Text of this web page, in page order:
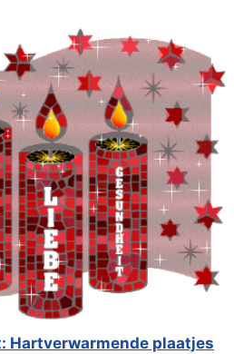
Hartverwarmende plaatjes